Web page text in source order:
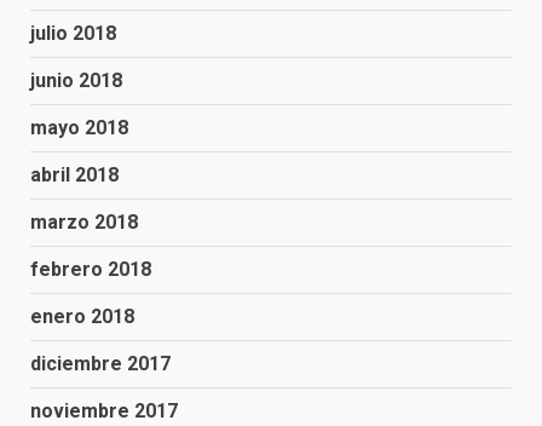
julio 2018
junio 2018
mayo 2018
abril 2018
marzo 2018
febrero 2018
enero 2018
diciembre 2017
noviembre 2017